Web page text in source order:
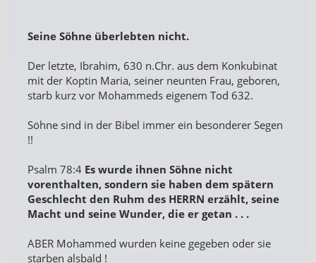
Seine Söhne überlebten nicht.
Der letzte, Ibrahim, 630 n.Chr. aus dem Konkubinat
mit der Koptin Maria, seiner neunten Frau, geboren,
starb kurz vor Mohammeds eigenem Tod 632.
Söhne sind in der Bibel immer ein besonderer Segen
!!
Psalm 78:4 Es wurde ihnen Söhne nicht
vorenthalten, sondern sie haben dem spätern
Geschlecht den Ruhm des HERRN erzählt, seine
Macht und seine Wunder, die er getan . . .
ABER Mohammed wurden keine gegeben oder sie
starben alsbald !